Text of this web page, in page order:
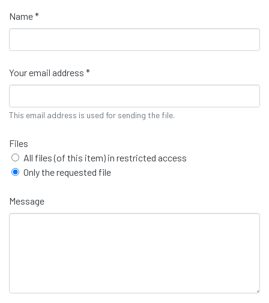
Name *
Your email address *
This email address is used for sending the file.
Files
All files (of this item) in restricted access
Only the requested file
Message